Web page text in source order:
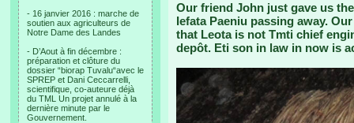
- 16 janvier 2016 : marche de
soutien aux agriculteurs de
Notre Dame des Landes
- D’Aout à fin décembre :
préparation et clôture du
dossier “biorap Tuvalu“avec le
SPREP et Dani Ceccarrelli,
scientifique, co-auteure déjà
du TML Un projet annulé à la
dernière minute par le
Gouvernement.
Our friend John just gave us
Iefata Paeniu passing away.
that Leota is not Tmti chief
depôt. Eti son in law in now is